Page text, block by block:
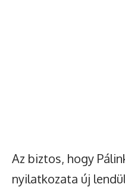
Az biztos, hogy
nyilatkozata új